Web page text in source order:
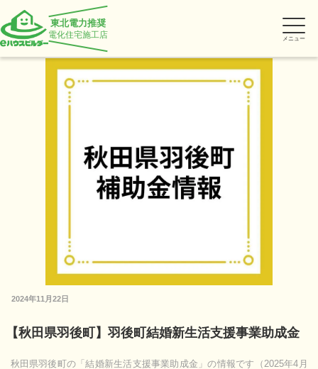
東北電力推奨
電化住宅施工店 メニュー
2024年11月22日
【秋田県羽後町】羽後町結婚新生活支援事業助成金
秋田県羽後町の「結婚新生活支援事業助成金」の情報です（2025年4月